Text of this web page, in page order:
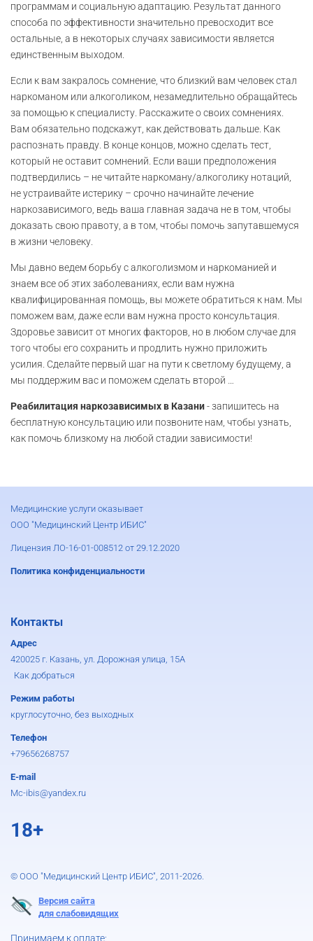
программам и социальную адаптацию. Результат данного
способа по эффективности значительно превосходит все
остальные, а в некоторых случаях зависимости является
единственным выходом.
Если к вам закралось сомнение, что близкий вам человек стал
наркоманом или алкоголиком, незамедлительно обращайтесь
за помощью к специалисту. Расскажите о своих сомнениях.
Вам обязательно подскажут, как действовать дальше. Как
распознать правду. В конце концов, можно сделать тест,
который не оставит сомнений. Если ваши предположения
подтвердились – не читайте наркоману/алкоголику нотаций,
не устраивайте истерику – срочно начинайте лечение
наркозависимого, ведь ваша главная задача не в том, чтобы
доказать свою правоту, а в том, чтобы помочь запутавшемуся
в жизни человеку.
Мы давно ведем борьбу с алкоголизмом и наркоманией и
знаем все об этих заболеваниях, если вам нужна
квалифицированная помощь, вы можете обратиться к нам. Мы
поможем вам, даже если вам нужна просто консультация.
Здоровье зависит от многих факторов, но в любом случае для
того чтобы его сохранить и продлить нужно приложить
усилия. Сделайте первый шаг на пути к светлому будущему, а
мы поддержим вас и поможем сделать второй …
Реабилитация наркозависимых в Казани- запишитесь на
бесплатную консультацию или позвоните нам, чтобы узнать,
как помочь близкому на любой стадии зависимости!
Медицинские услуги оказывает
ООО "Медицинский Центр ИБИС"
Лицензия ЛО-16-01-008512 от 29.12.2020
Политика конфиденциальности
Контакты
Адрес
420025 г. Казань, ул. Дорожная улица, 15А
Как добраться
Режим работы
круглосуточно, без выходных
Телефон
+79656268757
E-mail
Mc-ibis@yandex.ru
18+
© ООО "Медицинский Центр ИБИС", 2011-2026.
Версия сайта
для слабовидящих
Принимаем к оплате: